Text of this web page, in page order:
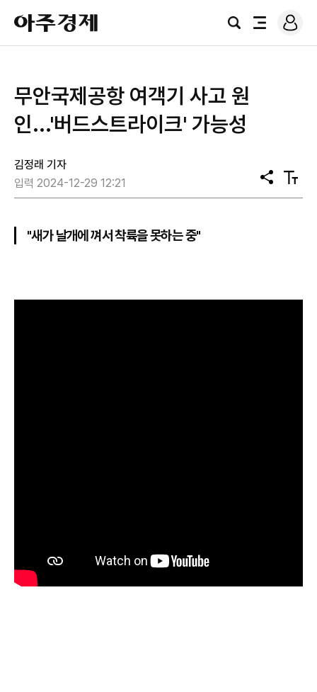
아
주
경
검
전
로
그
무안국제공항 여객기 사고 원
인...'버드스트라이크' 가능성
김정래 기자
입력 2024-12-29 12:21
공
유
텍
스
"새가 날개에 껴서 착륙을 못하는 중"